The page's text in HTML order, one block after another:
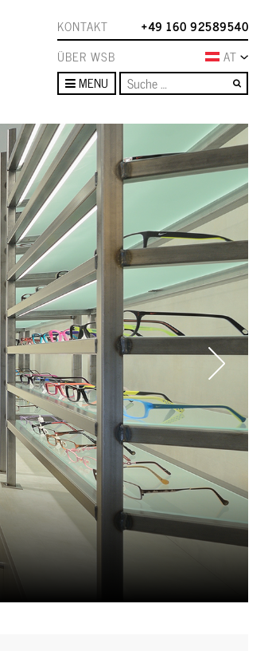
KONTAKT
+49 160 92589540
ÜBER WSB
AT
MENU